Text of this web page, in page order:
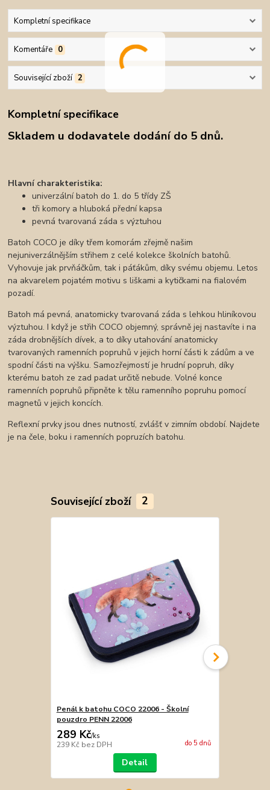
Kompletní specifikace
Komentáře 0
Související zboží 2
Kompletní specifikace
Skladem u dodavatele dodání do 5 dnů.
Hlavní charakteristika:
univerzální batoh do 1. do 5 třídy ZŠ
tři komory a hluboká přední kapsa
pevná tvarovaná záda s výztuhou
Batoh COCO je díky třem komorám zřejmě našim
nejuniverzálnějším střihem z celé kolekce školních batohů.
Vyhovuje jak prvňáčkům, tak i páťákům, díky svému objemu. Letos
na akvarelem pojatém motivu s liškami a kytičkami na fialovém
pozadí.
Batoh má pevná, anatomicky tvarovaná záda s lehkou hliníkovou
výztuhou. I když je střih COCO objemný, správně jej nastavíte i na
záda drobnějších dívek, a to díky utahování anatomicky
tvarovaných ramenních popruhů v jejich horní části k zádům a ve
spodní části na výšku. Samozřejmostí je hrudní popruh, díky
kterému batoh ze zad padat určitě nebude. Volné konce
ramenních popruhů připněte k tělu ramenního popruhu pomocí
magnetů v jejich koncích.
Reflexní prvky jsou dnes nutností, zvlášť v zimním období. Najdete
je na čele, boku i ramenních popruzích batohu.
Související zboží 2
Penál k batohu COCO 22006 - Školní
pouzdro PENN 22006
289 Kč/ks
239 Kč bez DPH do 5 dnů
Detail